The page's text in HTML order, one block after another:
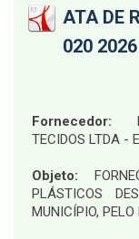
ATA DE
020 2026
Fornecedor:
TECIDOS LTDA -
Objeto:
PLÁSTICOS
MUNICÍPIO,